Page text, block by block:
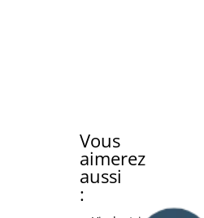
Vous
aimerez
aussi
: